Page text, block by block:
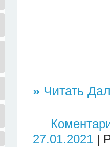
» Читать
27.01.2021 |